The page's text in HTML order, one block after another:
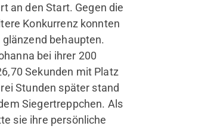
an den Start. Gegen die
Konkurrenz konnten
behaupten.
bei ihrer 200
Sekunden mit Platz
Stunden später stand
Siegertreppchen. Als
sie ihre persönliche